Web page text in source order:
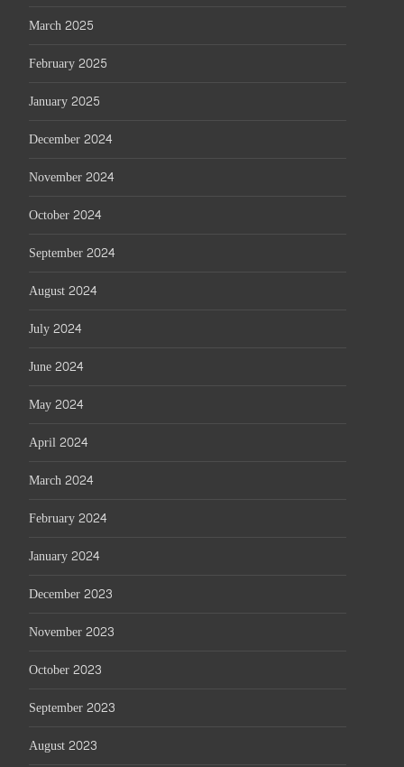
March 2025
February 2025
January 2025
December 2024
November 2024
October 2024
September 2024
August 2024
July 2024
June 2024
May 2024
April 2024
March 2024
February 2024
January 2024
December 2023
November 2023
October 2023
September 2023
August 2023